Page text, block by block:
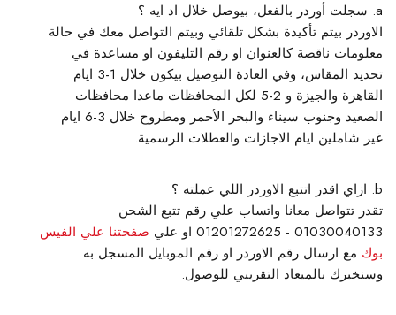
سجلت أوردر بالفعل، بيوصل خلال اد ايه ؟
الاوردر بيتم تأكيدة بشكل تلقائي وبيتم التواصل معك في حالة
معلومات ناقصة كالعنوان او رقم التليفون او مساعدة في
تحديد المقاس، وفي العادة التوصيل بيكون خلال 1-3 ايام
القاهرة والجيزة و 2-5 لكل المحافظات ماعدا محافظات
الصعيد وجنوب سيناء والبحر الأحمر ومطروح خلال 3-6 ايام
غير شاملين ايام الاجازات والعطلات الرسمية.
ازاي اقدر اتتبع الاوردر اللي عملته ؟
تقدر تتواصل معانا واتساب علي رقم تتبع الشحن
01030040133 - 01201272625 او علي
صفحتنا علي الفيس
بوك مع ارسال رقم الاوردر او رقم الموبايل المسجل به
وسنخبرك بالميعاد التقريبي للوصول.